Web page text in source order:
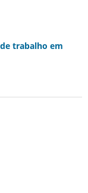
trabalho em